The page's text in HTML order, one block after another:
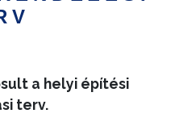
információk
Pályázatok
a helyi építési
terv.